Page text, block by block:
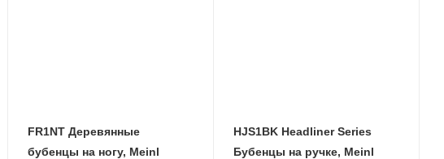
FR1NT Деревянные
бубенцы на ногу, Meinl
HJS1BK Headliner Series
Бубенцы на ручке, Meinl